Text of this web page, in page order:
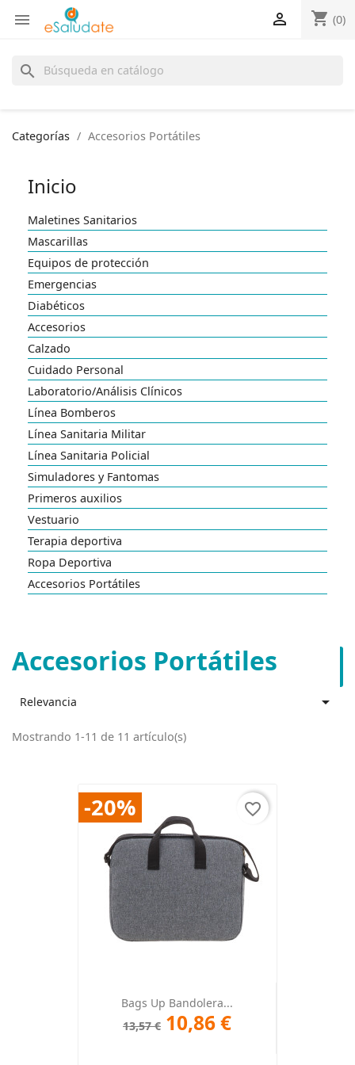
 shopping_cart (0)

search
Categorías Accesorios Portátiles
Inicio
Maletines Sanitarios
Mascarillas
Equipos de protección
Emergencias
Diabéticos
Accesorios
Calzado
Cuidado Personal
Laboratorio/Análisis Clínicos
Línea Bomberos
Línea Sanitaria Militar
Línea Sanitaria Policial
Simuladores y Fantomas
Primeros auxilios
Vestuario
Terapia deportiva
Ropa Deportiva
Accesorios Portátiles
Accesorios Portátiles
Relevancia 
Mostrando 1-11 de 11 artículo(s)
Bags Up Bandolera...
13,57 € 10,86 €
-20% favorite_border